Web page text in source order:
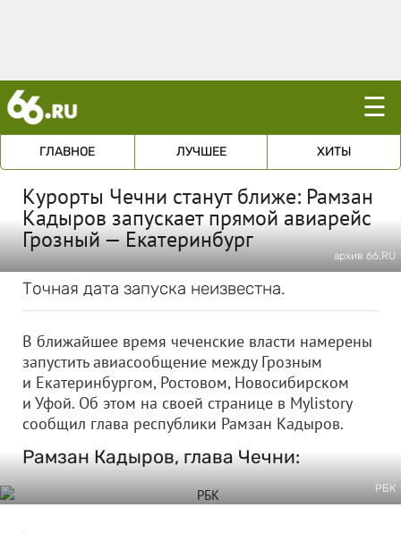
☰
ГЛАВНОЕ ЛУЧШЕЕ ХИТЫ
Курорты Чечни станут ближе: Рамзан
Кадыров запускает прямой авиарейс
Грозный — Екатеринбург
архив 66.RU
Точная дата запуска неизвестна.
В ближайшее время чеченские власти намерены
запустить авиасообщение между Грозным
и Екатеринбургом, Ростовом, Новосибирском
и Уфой. Об этом на своей странице в Mylistory
сообщил глава республики Рамзан Кадыров.
Рамзан Кадыров, глава Чечни:
РБК